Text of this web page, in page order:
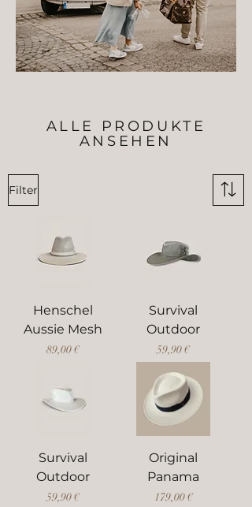
ALLE PRODUKTE
ANSEHEN
Filter
Henschel
Aussie Mesh
Preis
89,00 €
Survival
Outdoor
Preis
59,90 €
Survival
Outdoor
Preis
59,90 €
Original
Panama
Preis
179,00 €